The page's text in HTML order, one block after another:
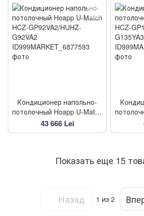
Кондиционер напольно-
потолочный Hoapp U-Match
HCZ-GP92VA2/HUHZ-
G92VA2
43 666 Lei
Показать еще 15
Назад 1 из 2